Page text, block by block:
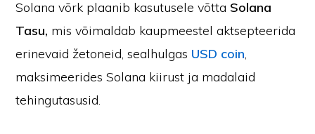
Solana võrk plaanib kasutusele võtta Solana
Tasu, mis võimaldab kaupmeestel aktsepteerida
erinevaid žetoneid, sealhulgas USD coin,
maksimeerides Solana kiirust ja madalaid
tehingutasusid.